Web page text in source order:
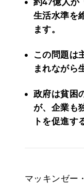
生活水準を
ます。
この問題は
まれながら
政府は貧困
が、企業も
トを促進す
マッキンゼー